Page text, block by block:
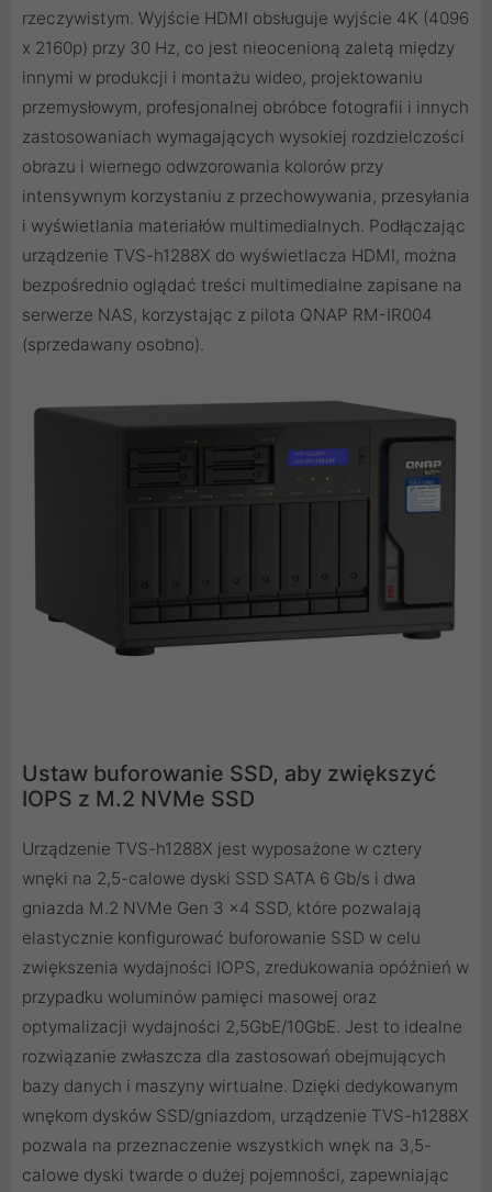
rzeczywistym. Wyjście HDMI obsługuje wyjście 4K (4096
x 2160p) przy 30 Hz, co jest nieocenioną zaletą między
innymi w produkcji i montażu wideo, projektowaniu
przemysłowym, profesjonalnej obróbce fotografii i innych
zastosowaniach wymagających wysokiej rozdzielczości
obrazu i wiernego odwzorowania kolorów przy
intensywnym korzystaniu z przechowywania, przesyłania
i wyświetlania materiałów multimedialnych. Podłączając
urządzenie TVS-h1288X do wyświetlacza HDMI, można
bezpośrednio oglądać treści multimedialne zapisane na
serwerze NAS, korzystając z pilota QNAP RM-IR004
(sprzedawany osobno).
Ustaw buforowanie SSD, aby zwiększyć
IOPS z M.2 NVMe SSD
Urządzenie TVS-h1288X jest wyposażone w cztery
wnęki na 2,5-calowe dyski SSD SATA 6 Gb/s i dwa
gniazda M.2 NVMe Gen 3 x4 SSD, które pozwalają
elastycznie konfigurować buforowanie SSD w celu
zwiększenia wydajności IOPS, zredukowania opóźnień w
przypadku woluminów pamięci masowej oraz
optymalizacji wydajności 2,5GbE/10GbE. Jest to idealne
rozwiązanie zwłaszcza dla zastosowań obejmujących
bazy danych i maszyny wirtualne. Dzięki dedykowanym
wnękom dysków SSD/gniazdom, urządzenie TVS-h1288X
pozwala na przeznaczenie wszystkich wnęk na 3,5-
calowe dyski twarde o dużej pojemności, zapewniając